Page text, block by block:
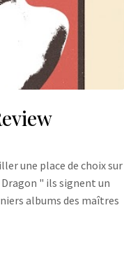
une place de choix sur
" ils signent un
albums des maîtres